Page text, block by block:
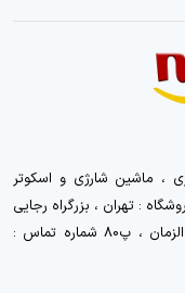
، ماشین شارژی و اسکوتر
: تهران ، بزرگراه رجایی
جنوب ، سه راه ترانسفو ، بازارآرین ، خ صاحب الزمان ، پ80 شماره تماس :